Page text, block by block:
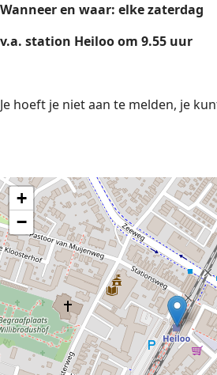
Wanneer en waar: elke zaterdag
v.a. station Heiloo om 9.55 uur
Je hoeft je niet aan te melden, je
+
−